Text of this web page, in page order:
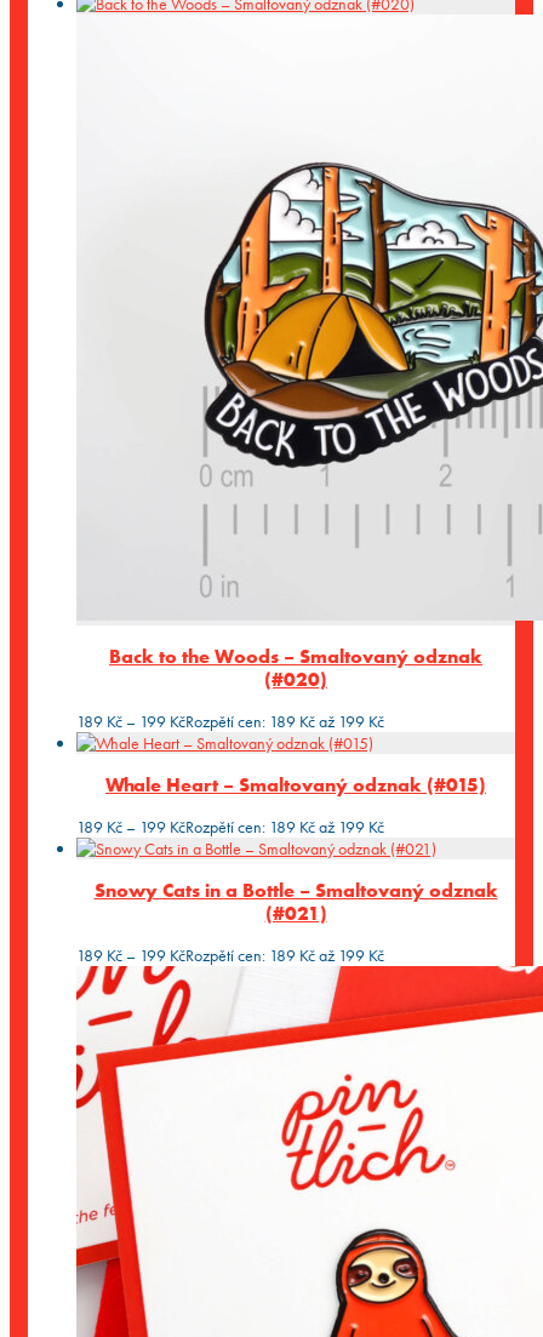
Back to the Woods – Smaltovaný odznak
(#020)
189 Kč – 199 KčRozpětí cen: 189 Kč až 199 Kč
Whale Heart – Smaltovaný odznak (#015)
189 Kč – 199 KčRozpětí cen: 189 Kč až 199 Kč
Snowy Cats in a Bottle – Smaltovaný odznak
(#021)
189 Kč – 199 KčRozpětí cen: 189 Kč až 199 Kč